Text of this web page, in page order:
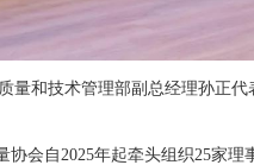
量和技术管理部副总经理孙正
会自2025年起牵头组织25家理